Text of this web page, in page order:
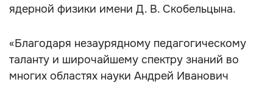
ядерной физики имени Д. В. Скобельцына.
«Благодаря незаурядному педагогическому
таланту и широчайшему спектру знаний во
многих областях науки Андрей Иванович